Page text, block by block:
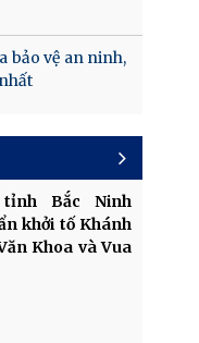
bảo vệ an ninh,
tỉnh Bắc Ninh
khởi tố Khánh
Khoa và Vua